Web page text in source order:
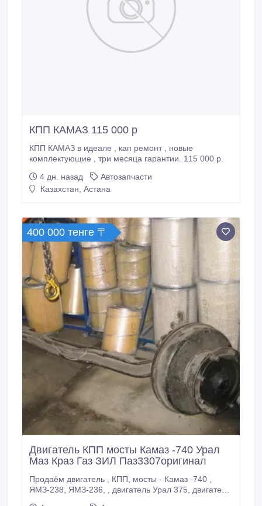
КПП КАМАЗ 115 000 р
КПП КАМАЗ в идеале , кап ремонт , новые
комплектующие , три месяца гарантии. 115 000 р.
4 дн. назад
Автозапчасти
Казахстан, Астана
400 000 тенге 〒
Двигатель КПП мосты Камаз -740 Урал
Маз Краз Газ ЗИЛ Паз3307оригинал
Продаём двигатель , КПП, мосты - Камаз -740 ,
ЯМЗ-238, ЯМЗ-236, , двигатель Урал 375, двигатель